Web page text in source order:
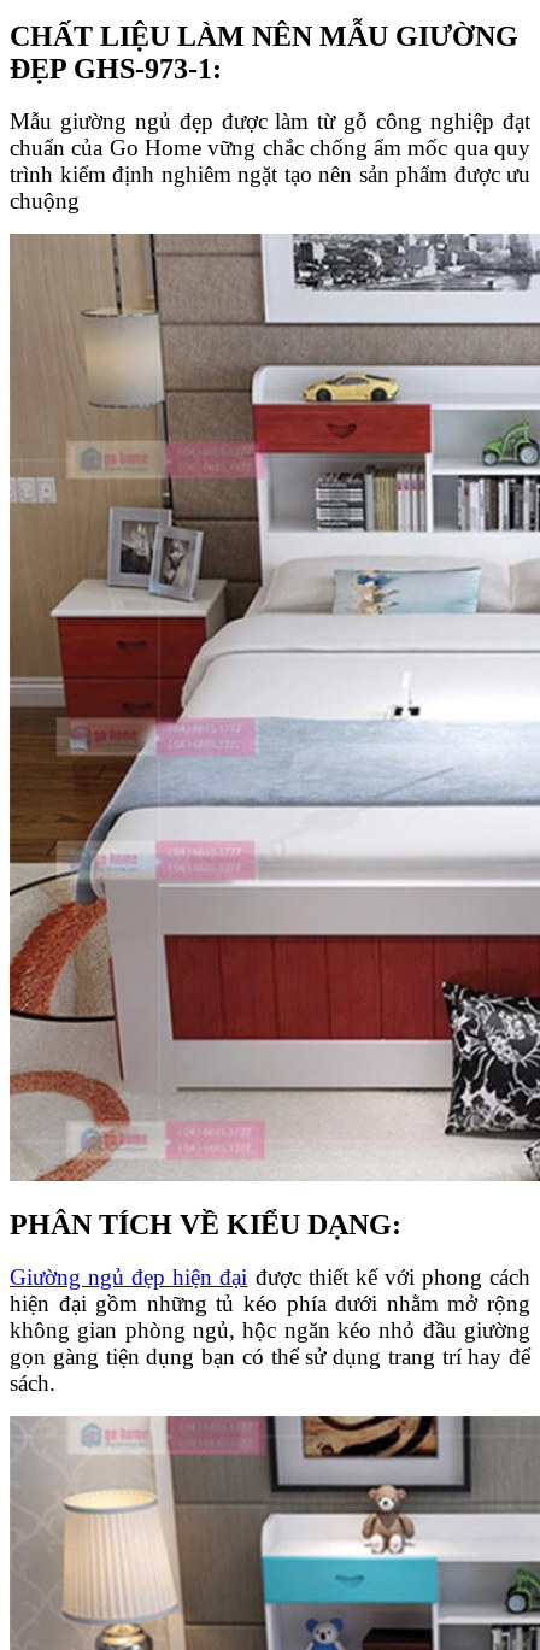
CHẤT LIỆU LÀM NÊN MẪU GIƯỜNG
ĐẸP GHS-973-1:
Mẫu giường ngủ đẹp được làm từ gỗ công nghiệp đạt
chuẩn của Go Home vững chắc chống ẩm mốc qua quy
trình kiểm định nghiêm ngặt tạo nên sản phẩm được ưu
chuộng
PHÂN TÍCH VỀ KIỂU DẠNG:
Giường ngủ đẹp hiện đại được thiết kế với phong cách
hiện đại gồm những tủ kéo phía dưới nhằm mở rộng
không gian phòng ngủ, hộc ngăn kéo nhỏ đầu giường
gọn gàng tiện dụng bạn có thể sử dụng trang trí hay để
sách.